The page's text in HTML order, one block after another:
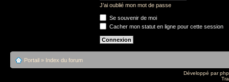
J’ai oublié mon mot de passe
Se souvenir de moi
Cacher mon statut en ligne pour cette session
Portail » Index du forum
Développé par